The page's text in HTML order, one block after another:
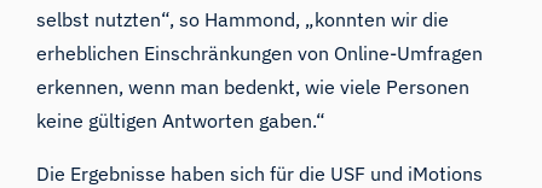
selbst nutzten“, so Hammond, „konnten wir die
erheblichen Einschränkungen von Online-Umfragen
erkennen, wenn man bedenkt, wie viele Personen
keine gültigen Antworten gaben.“
Die Ergebnisse haben sich für die USF und iMotions